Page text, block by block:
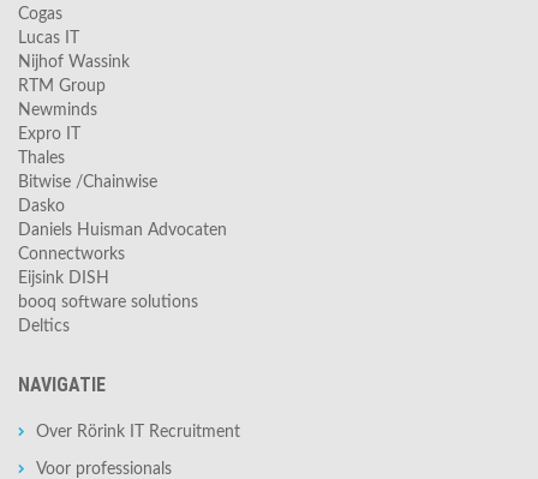
Cogas
Lucas IT
Nijhof Wassink
RTM Group
Newminds
Expro IT
Thales
Bitwise /Chainwise
Dasko
Daniels Huisman Advocaten
Connectworks
Eijsink DISH
booq software solutions
Deltics
NAVIGATIE
Over Rörink IT Recruitment
Voor professionals